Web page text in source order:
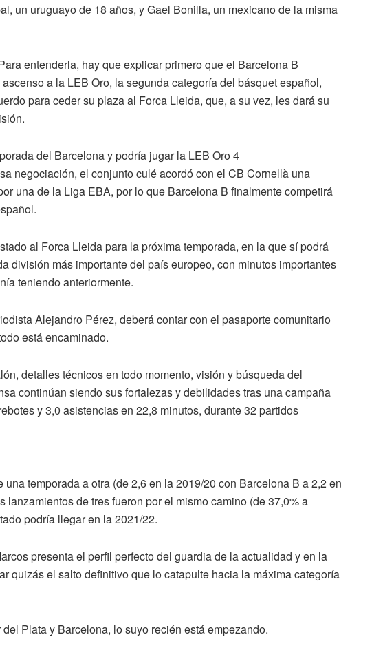
un uruguayo de 18 años, y Gael Bonilla, un mexicano de la misma
entenderla, hay que explicar primero que el Barcelona B
a la LEB Oro, la segunda categoría del básquet español,
para ceder su plaza al Forca Lleida, que, a su vez, les dará su
negociación, el conjunto culé acordó con el CB Cornellà una
una de la Liga EBA, por lo que Barcelona B finalmente competirá
al Forca Lleida para la próxima temporada, en la que sí podrá
división más importante del país europeo, con minutos importantes
teniendo anteriormente.
Alejandro Pérez, deberá contar con el pasaporte comunitario
está encaminado.
detalles técnicos en todo momento, visión y búsqueda del
continúan siendo sus fortalezas y debilidades tras una campaña
y 3,0 asistencias en 22,8 minutos, durante 32 partidos
temporada a otra (de 2,6 en la 2019/20 con Barcelona B a 2,2 en
lanzamientos de tres fueron por el mismo camino (de 37,0% a
podría llegar en la 2021/22.
presenta el perfil perfecto del guardia de la actualidad y en la
quizás el salto definitivo que lo catapulte hacia la máxima categoría
Plata y Barcelona, lo suyo recién está empezando.